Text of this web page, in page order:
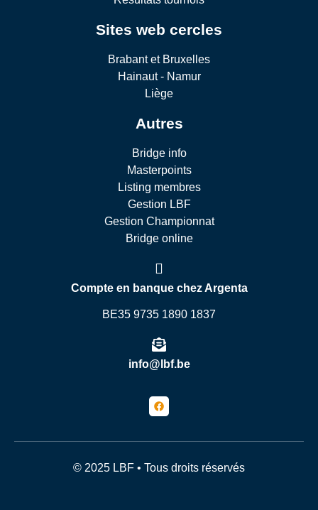
Sites web cercles
Brabant et Bruxelles
Hainaut - Namur
Liège
Autres
Bridge info
Masterpoints
Listing membres
Gestion LBF
Gestion Championnat
Bridge online
Compte en banque chez Argenta
BE35 9735 1890 1837
info@lbf.be
© 2025 LBF • Tous droits réservés